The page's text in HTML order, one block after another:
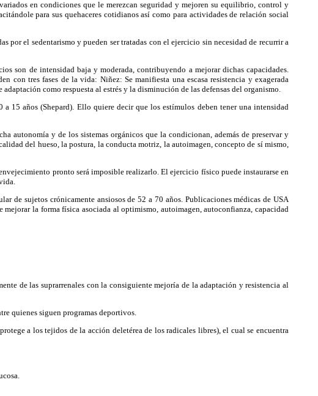
en condiciones que le merezcan seguridad y mejoren su equilibrio, control y
para sus quehaceres cotidianos así como para actividades de relación social
por el sedentarismo y pueden ser tratadas con el ejercicio sin necesidad de recurrir a
son de intensidad baja y moderada, contribuyendo a mejorar dichas capacidades.
con tres fases de la vida: Niñez: Se manifiesta una escasa resistencia y exagerada
como respuesta al estrés y la disminución de las defensas del organismo.
15 años (Shepard). Ello quiere decir que los estímulos deben tener una intensidad
autonomía y de los sistemas orgánicos que la condicionan, además de preservar y
del hueso, la postura, la conducta motriz, la autoimagen, concepto de sí mismo,
pronto será imposible realizarlo. El ejercicio físico puede instaurarse en
sujetos crónicamente ansiosos de 52 a 70 años. Publicaciones médicas de USA
la forma física asociada al optimismo, autoimagen, autoconfianza, capacidad
de las suprarrenales con la consiguiente mejoría de la adaptación y resistencia al
quienes siguen programas deportivos.
a los tejidos de la acción deletérea de los radicales libres), el cual se encuentra